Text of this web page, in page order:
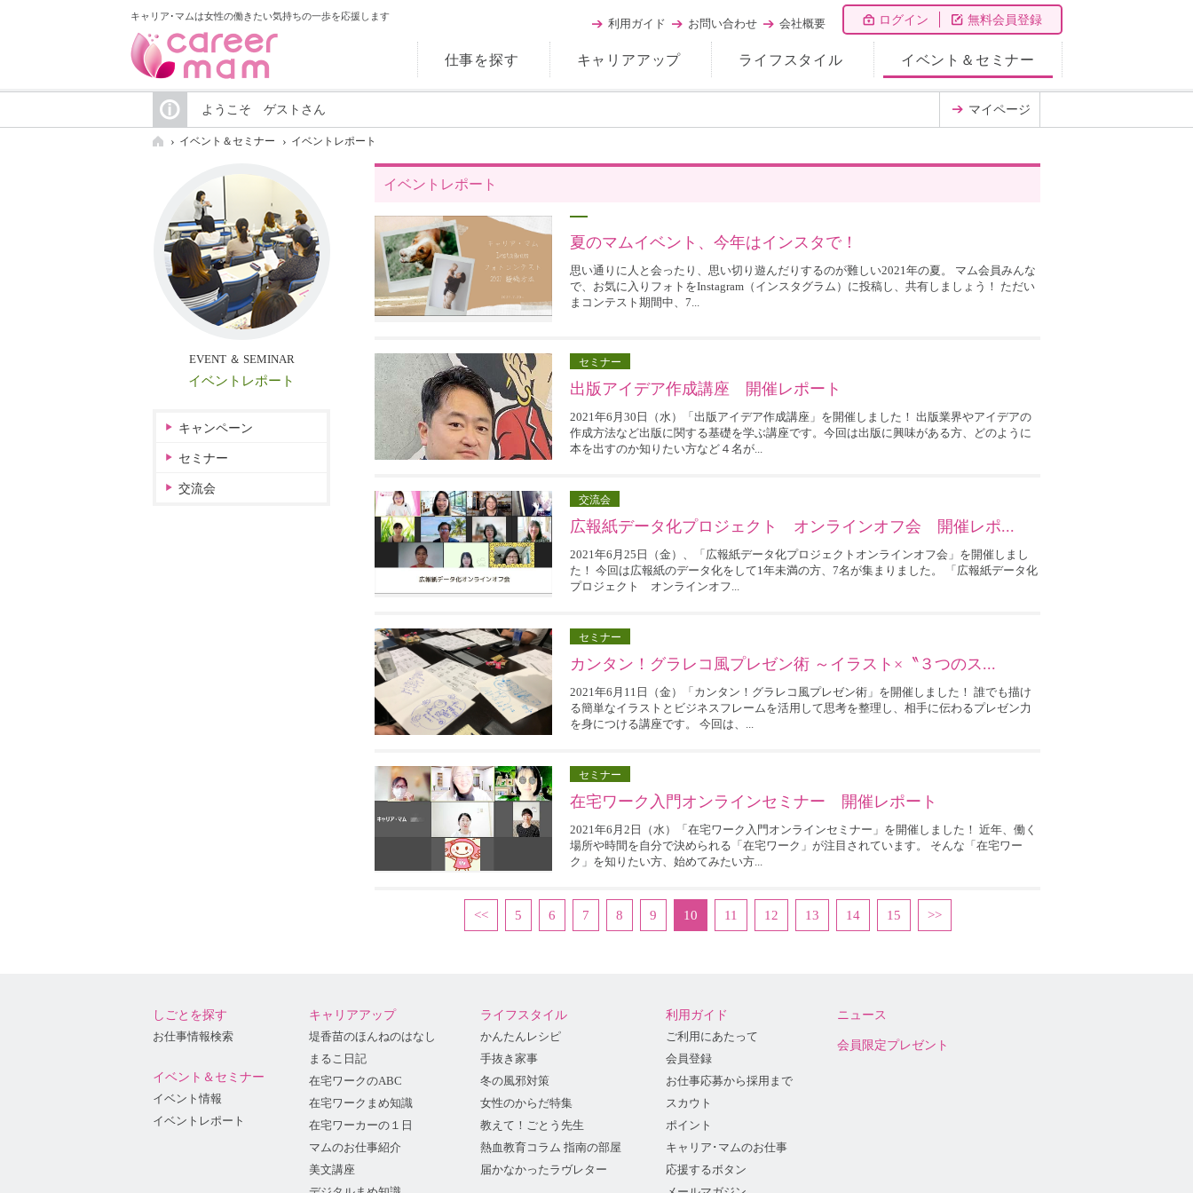
キャリア･マムは女性の働きたい気持ちの一歩を応援します ログイン 無料会員登録
仕事を探す キャリアアップ ライフスタイル イベント＆セミナー
利用ガイド お問い合わせ 会社概要
ようこそ ゲストさん マイページ
イベント＆セミナー イベントレポート
イベントレポート
夏のマムイベント、今年はインスタで！
思い通りに人と会ったり、思い切り遊んだりするのが難しい2021年の夏。 マム会員みんな
で、お気に入りフォトをInstagram（インスタグラム）に投稿し、共有しましょう！ ただい
まコンテスト期間中、7...
セミナー
出版アイデア作成講座 開催レポート
2021年6月30日（水）「出版アイデア作成講座」を開催しました！ 出版業界やアイデアの
作成方法など出版に関する基礎を学ぶ講座です。今回は出版に興味がある方、どのように
本を出すのか知りたい方など４名が...
交流会
広報紙データ化プロジェクト オンラインオフ会 開催レポ...
2021年6月25日（金）、「広報紙データ化プロジェクトオンラインオフ会」を開催しまし
た！ 今回は広報紙のデータ化をして1年未満の方、7名が集まりました。 「広報紙データ化
プロジェクト オンラインオフ...
セミナー
カンタン！グラレコ風プレゼン術 ～イラスト×〝３つのス...
2021年6月11日（金）「カンタン！グラレコ風プレゼン術」を開催しました！ 誰でも描け
る簡単なイラストとビジネスフレームを活用して思考を整理し、相手に伝わるプレゼン力
を身につける講座です。 今回は、...
セミナー
在宅ワーク入門オンラインセミナー 開催レポート
2021年6月2日（水）「在宅ワーク入門オンラインセミナー」を開催しました！ 近年、働く
場所や時間を自分で決められる「在宅ワーク」が注目されています。 そんな「在宅ワー
ク」を知りたい方、始めてみたい方...
<< 5 6 7 8 9 10 11 12 13 14 15 >>
EVENT ＆ SEMINAR
イベントレポート
キャンペーン
セミナー
交流会
しごとを探す
お仕事情報検索
イベント＆セミナー
イベント情報
イベントレポート
キャリアアップ
堤香苗のほんねのはなし
まるこ日記
在宅ワークのABC
在宅ワークまめ知識
在宅ワーカーの１日
マムのお仕事紹介
美文講座
ライフスタイル
かんたんレシピ
手抜き家事
冬の風邪対策
女性のからだ特集
教えて！ごとう先生
熱血教育コラム 指南の部屋
届かなかったラヴレター
利用ガイド
ご利用にあたって
会員登録
お仕事応募から採用まで
スカウト
ポイント
キャリア･マムのお仕事
応援するボタン
ニュース
会員限定プレゼント